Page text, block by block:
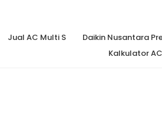
Jual AC Multi S Daikin Nusantara
Kalkulator AC